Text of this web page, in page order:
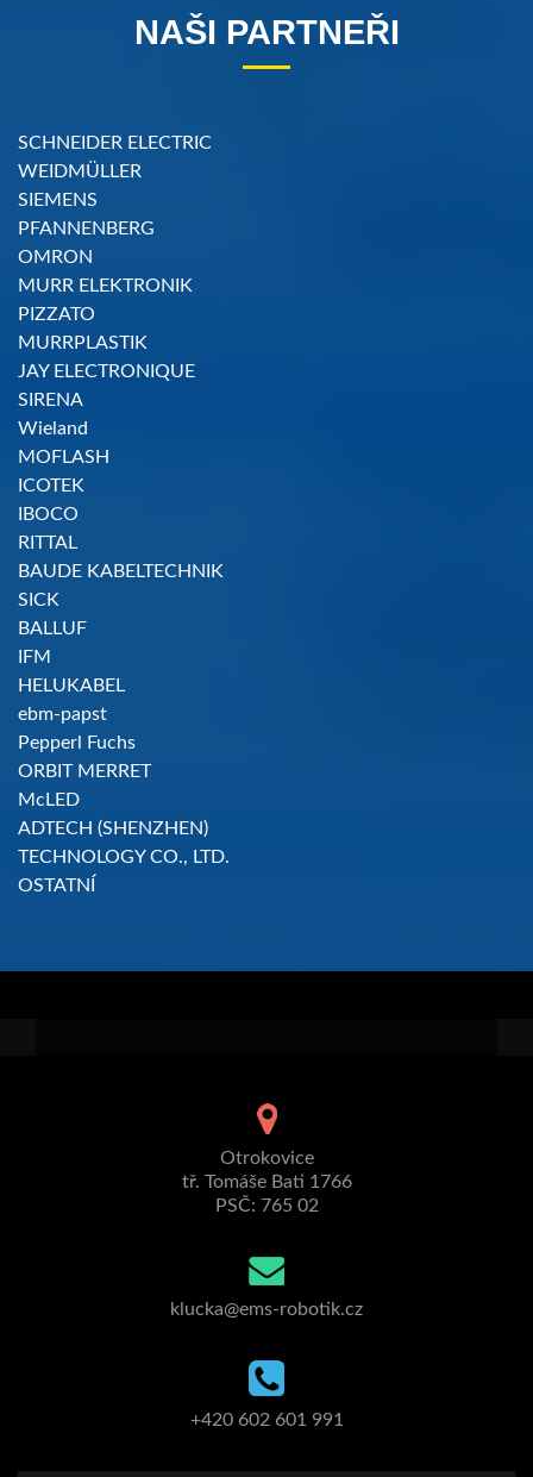
NAŠI PARTNEŘI
SCHNEIDER ELECTRIC
WEIDMÜLLER
SIEMENS
PFANNENBERG
OMRON
MURR ELEKTRONIK
PIZZATO
MURRPLASTIK
JAY ELECTRONIQUE
SIRENA
Wieland
MOFLASH
ICOTEK
IBOCO
RITTAL
BAUDE KABELTECHNIK
SICK
BALLUF
IFM
HELUKABEL
ebm-papst
Pepperl Fuchs
ORBIT MERRET
McLED
ADTECH (SHENZHEN)
TECHNOLOGY CO., LTD.
OSTATNÍ
Otrokovice
tř. Tomáše Bati 1766
PSČ: 765 02
klucka@ems-robotik.cz
+420 602 601 991